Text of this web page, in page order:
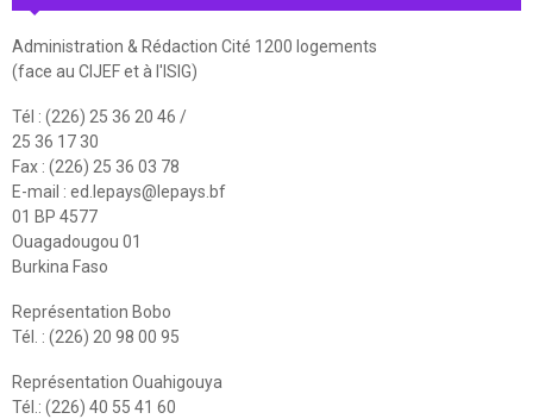
Administration & Rédaction Cité 1200 logements
(face au CIJEF et à l'ISIG)
Tél : (226) 25 36 20 46 /
25 36 17 30
Fax : (226) 25 36 03 78
E-mail : ed.lepays@lepays.bf
01 BP 4577
Ouagadougou 01
Burkina Faso
Représentation Bobo
Tél. : (226) 20 98 00 95
Représentation Ouahigouya
Tél.: (226) 40 55 41 60